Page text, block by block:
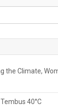
the Climate,
40°C